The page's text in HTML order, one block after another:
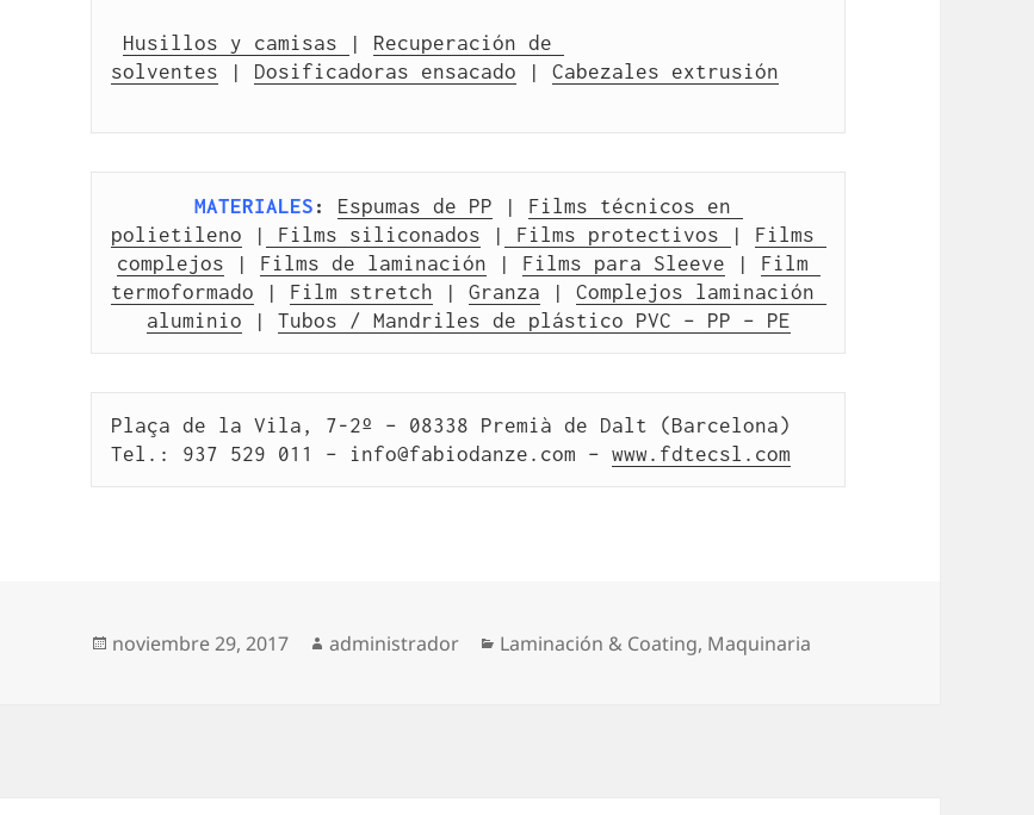
Husillos y camisas | Recuperación de
solventes | Dosificadoras ensacado | Cabezales extrusión
MATERIALES : Espumas de PP | Films técnicos en
polietileno | Films siliconados | Films protectivos | Films
complejos | Films de laminación | Films para Sleeve | Film
termoformado | Film stretch | Granza | Complejos laminación
aluminio | Tubos / Mandriles de plástico PVC – PP – PE
Plaça de la Vila, 7-2º – 08338 Premià de Dalt (Barcelona)
Tel.: 937 529 011 – info@fabiodanze.com – www.fdtecsl.com
Publicado
noviembre 29, 2017 Autor
administrador Categorías
Laminación & Coating, Maquinaria